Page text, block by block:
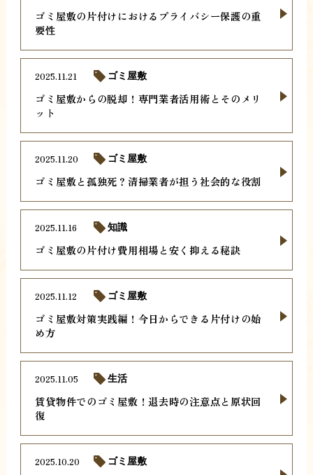
ゴミ屋敷の片付けにおけるプライバシー保護の重
要性
ゴミ屋敷からの脱却！専門業者活用術とそのメリ
ット
2025.11.21 ゴミ屋敷
ゴミ屋敷と孤独死？清掃業者が担う社会的な役割
2025.11.20 ゴミ屋敷
ゴミ屋敷の片付け費用相場と安く抑える秘訣
2025.11.16 知識
ゴミ屋敷対策実践編！今日からできる片付けの始
め方
2025.11.12 ゴミ屋敷
賃貸物件でのゴミ屋敷！退去時の注意点と原状回
復
2025.11.05 生活
2025.10.20 ゴミ屋敷